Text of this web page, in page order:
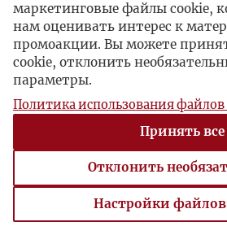
маркетинговые файлы cookie,
нам оценивать интерес к
промоакции. Вы можете
cookie, отклонить
параметры.
Политика использования файлов
Принять все
Отклонить
Настройки файлов
Настройки файлов cookie